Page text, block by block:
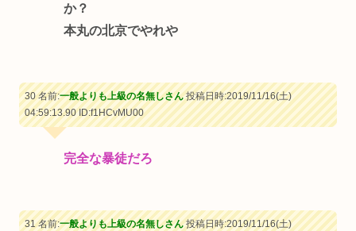
か？
本丸の北京でやれや
30 名前:一般よりも上級の名無しさん投稿日時:2019/11/16(土)
04:59:13.90ID:f1HCvMU00
完全な暴徒だろ
31 名前:一般よりも上級の名無しさん投稿日時:2019/11/16(土)